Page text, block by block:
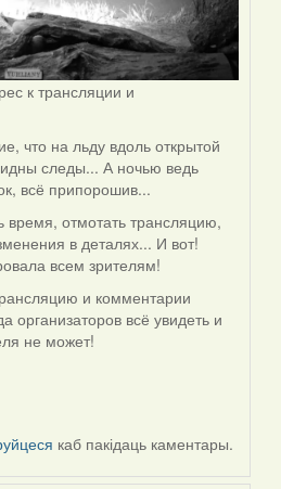
к трансляции и
что на льду вдоль открытой
следы... А ночью ведь
всё припорошив...
время, отмотать трансляцию,
в деталях... И вот!
всем зрителям!
и комментарии
организаторов всё увидеть и
не может!
каб пакідаць каментары.